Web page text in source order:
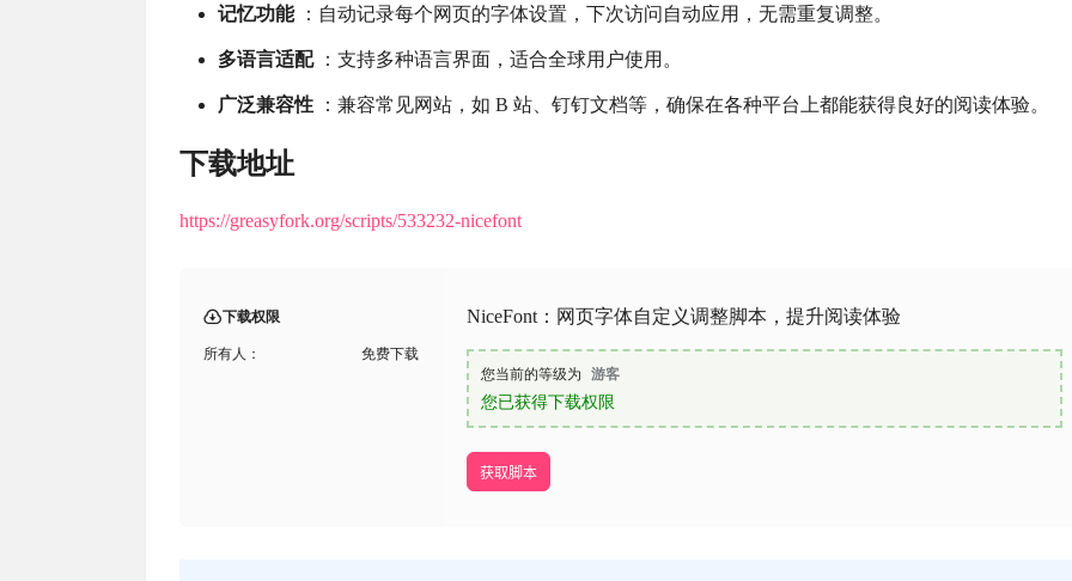
记忆功能：自动记录每个网页的字体设置，下次访问自动应用，无需重复调整。
多语言适配：支持多种语言界面，适合全球用户使用。
广泛兼容性 ：兼容常见网站，如 B 站、钉钉文档等，确保在各种平台上都能获得良好的阅读体验。
下载地址
https://greasyfork.org/scripts/533232-nicefont
下载权限
所有人： 免费下载
NiceFont：网页字体自定义调整脚本，提升阅读体验
您当前的等级为 游客
您已获得下载权限
获取脚本